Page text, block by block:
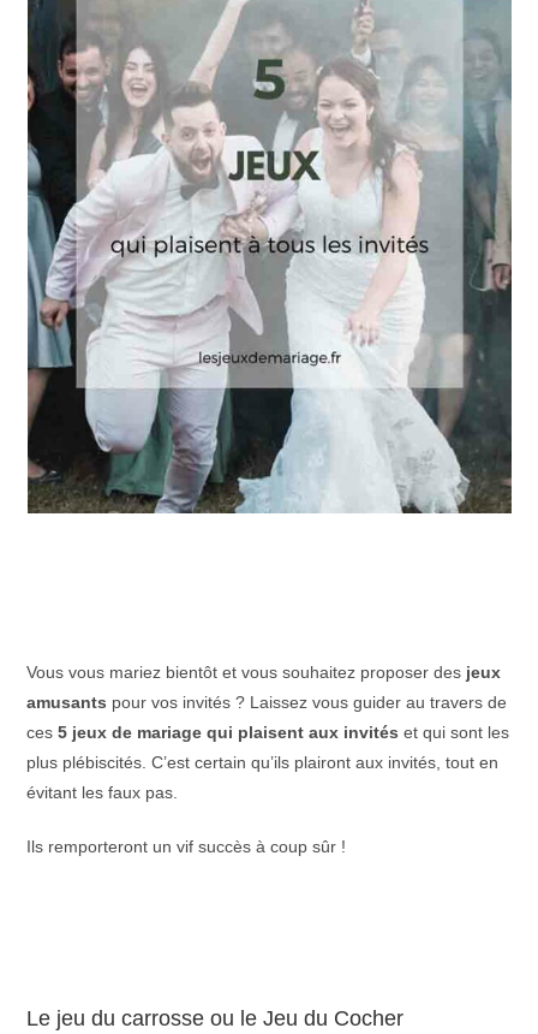
Vous vous mariez bientôt et vous souhaitez proposer des jeux
amusants pour vos invités ? Laissez vous guider au travers de
ces5 jeux de mariage qui plaisent aux invités et qui sont les
plus plébiscités. C’est certain qu’ils plairont aux invités, tout en
évitant les faux pas.
Ils remporteront un vif succès à coup sûr !
Le jeu du carrosse ou le Jeu du Cocher